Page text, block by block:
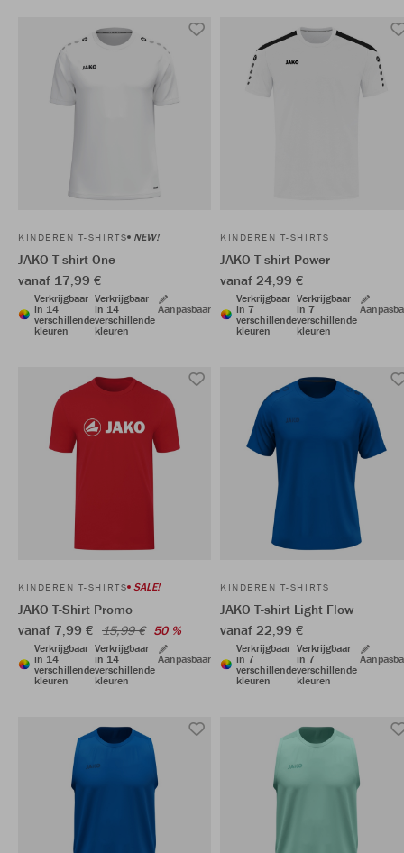
KINDEREN T-SHIRTS NEW!
JAKO T-shirt One
vanaf 17,99 €
Verkrijgbaar
in 14
verschillende
kleuren
Verkrijgbaar
in 14
verschillende
kleuren
Aanpasbaar
KINDEREN T-SHIRTS
JAKO T-shirt Power
vanaf 24,99 €
Verkrijgbaar
in 7
verschillende
kleuren
Verkrijgbaar
in 7
verschillende
kleuren
KINDEREN T-SHIRTS SALE!
JAKO T-Shirt Promo
vanaf 7,99 € 15,99 € 50 %
Verkrijgbaar
in 14
verschillende
kleuren
Verkrijgbaar
in 14
verschillende
kleuren
Aanpasbaar
KINDEREN T-SHIRTS
JAKO T-shirt Light Flow
vanaf 22,99 €
Verkrijgbaar
in 7
verschillende
kleuren
Verkrijgbaar
in 7
verschillende
kleuren